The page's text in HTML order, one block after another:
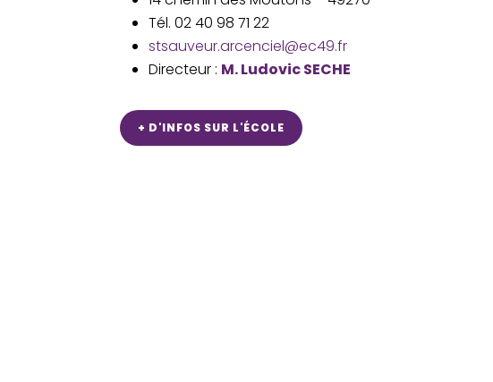
Tél. 02 40 98 71 22
stsauveur.arcenciel@ec49.fr
Directeur : M. Ludovic SECHE
+ D'INFOS SUR L'ÉCOLE